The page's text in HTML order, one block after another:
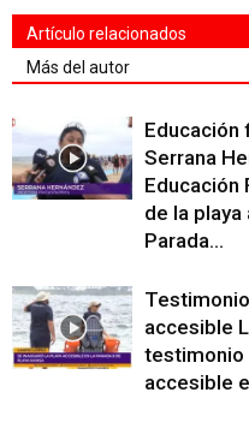
Artículo relacionados
Más del autor
Educación
Serrana
Educación
de la
Parada...
accesible
testimonio
accesible